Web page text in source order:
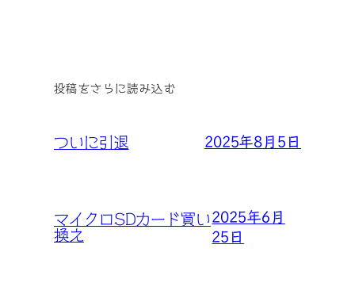
投稿をさらに読み込む
ついに引退 2025年8月5日
マイクロSDカード買い
換え
2025年6月
25日